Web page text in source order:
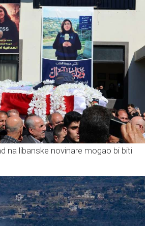
na libanske novinare mogao bi biti